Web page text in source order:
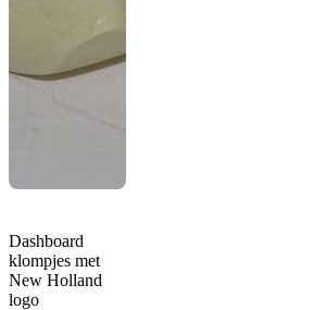
Dashboard
klompjes met
New Holland
logo